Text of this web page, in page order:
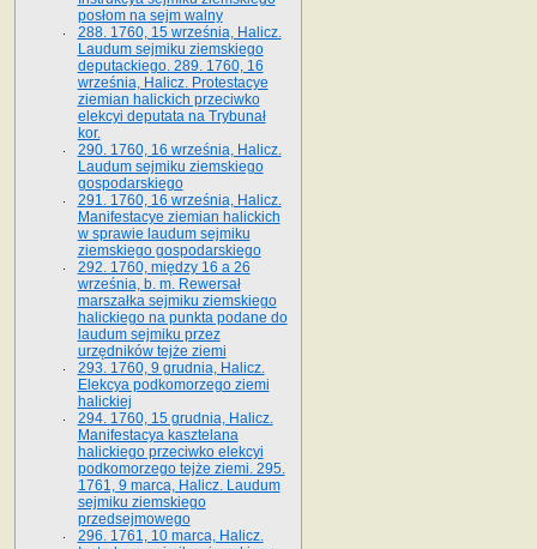
posłom na sejm walny
288. 1760, 15 września, Halicz.
Laudum sejmiku ziemskiego
deputackiego. 289. 1760, 16
września, Halicz. Protestacye
ziemian halickich przeciwko
elekcyi deputata na Trybunał
kor.
290. 1760, 16 września, Halicz.
Laudum sejmiku ziemskiego
gospodarskiego
291. 1760, 16 września, Halicz.
Manifestacye ziemian halickich
w sprawie laudum sejmiku
ziemskiego gospodarskiego
292. 1760, między 16 a 26
września, b. m. Rewersał
marszałka sejmiku ziemskiego
halickiego na punkta podane do
laudum sejmiku przez
urzędników tejże ziemi
293. 1760, 9 grudnia, Halicz.
Elekcya podkomorzego ziemi
halickiej
294. 1760, 15 grudnia, Halicz.
Manifestacya kasztelana
halickiego przeciwko elekcyi
podkomorzego tejże ziemi. 295.
1761, 9 marca, Halicz. Laudum
sejmiku ziemskiego
przedsejmowego
296. 1761, 10 marca, Halicz.